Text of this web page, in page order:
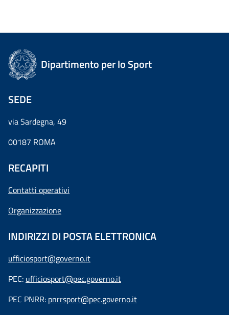
Dipartimento per lo Sport
SEDE
via Sardegna, 49
00187 ROMA
RECAPITI
Contatti operativi
Organizzazione
INDIRIZZI DI POSTA ELETTRONICA
ufficiosport@governo.it
PEC: ufficiosport@pec.governo.it
PEC PNRR: pnrrsport@pec.governo.it